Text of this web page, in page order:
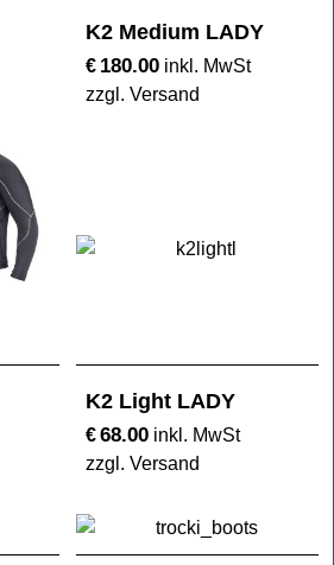
K2 Medium LADY
€ 180.00 inkl. MwSt
zzgl. Versand
K2 Light LADY
€68.00 inkl. MwSt
zzgl. Versand